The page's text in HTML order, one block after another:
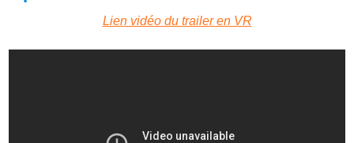
Lien vidéo du trailer en VR